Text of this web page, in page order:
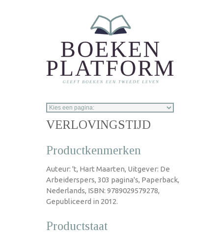
VERLOVINGSTIJD
Productkenmerken
Auteur: 't, Hart Maarten, Uitgever: De
Arbeiderspers, 303 pagina's, Paperback,
Nederlands, ISBN: 9789029579278,
Gepubliceerd in 2012.
Productstaat